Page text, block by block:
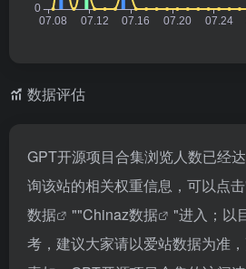
数据评估
GPT开源项目合集浏览人数已经
询该站的相关权重信息，可以点
数据
""Chinaz数据
"进入；以
考，建议大家请以爱站数据为准